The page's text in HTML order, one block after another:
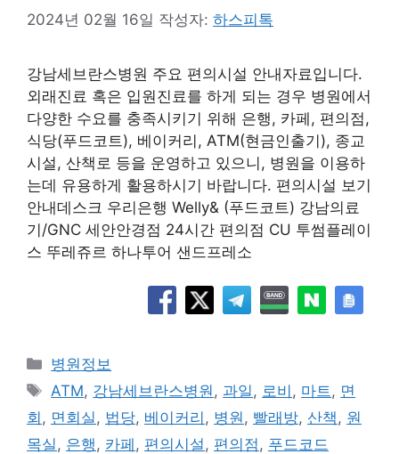
2024년 02월 16일 작성자: 하스피톡
강남세브란스병원 주요 편의시설 안내자료입니다.
외래진료 혹은 입원진료를 하게 되는 경우 병원에서
다양한 수요를 충족시키기 위해 은행, 카페, 편의점,
식당(푸드코트), 베이커리, ATM(현금인출기), 종교
시설, 산책로 등을 운영하고 있으니, 병원을 이용하
는데 유용하게 활용하시기 바랍니다. 편의시설 보기
안내데스크 우리은행 Welly& (푸드코트) 강남의료
기/GNC 세안안경점 24시간 편의점 CU 투썸플레이
스 뚜레쥬르 하나투어 샌드프레소
카
테
리
병원정보
태
그
ATM, 강남세브란스병원, 과일, 로비 , 마트, 면
회 , 면회실, 법당, 베이커리 , 병원, 빨래방, 산책, 원
목실, 은행, 카페 , 편의시설 , 편의점, 푸드코드